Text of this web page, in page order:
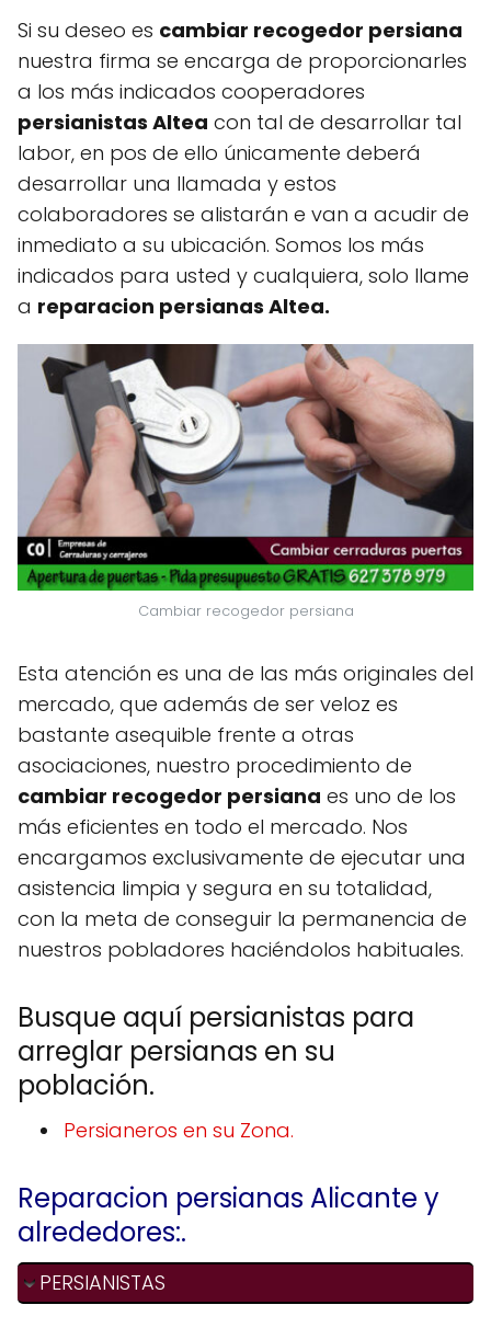
Si su deseo es cambiar recogedor persiana
nuestra firma se encarga de proporcionarles
a los más indicados cooperadores
persianistas Altea con tal de desarrollar tal
labor, en pos de ello únicamente deberá
desarrollar una llamada y estos
colaboradores se alistarán e van a acudir de
inmediato a su ubicación. Somos los más
indicados para usted y cualquiera, solo llame
a reparacion persianas Altea.
Cambiar recogedor persiana
Esta atención es una de las más originales del
mercado, que además de ser veloz es
bastante asequible frente a otras
asociaciones, nuestro procedimiento de
cambiar recogedor persiana es uno de los
más eficientes en todo el mercado. Nos
encargamos exclusivamente de ejecutar una
asistencia limpia y segura en su totalidad,
con la meta de conseguir la permanencia de
nuestros pobladores haciéndolos habituales.
Busque aquí persianistas para
arreglar persianas en su
población.
Persianeros en su Zona.
Reparacion persianas Alicante y
alrededores:.
PERSIANISTAS